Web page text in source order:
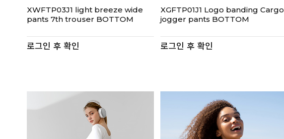
XWFTP03J1 light breeze wide
pants 7th trouser BOTTOM
로그인 후 확인
XGFTP01J1 Logo banding Cargo
jogger pants BOTTOM
로그인 후 확인